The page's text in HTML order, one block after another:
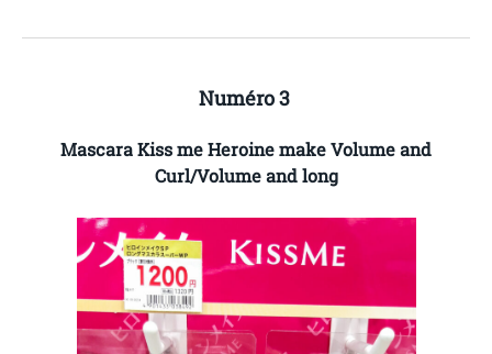
Numéro 3
Mascara Kiss me Heroine make Volume and
Curl/Volume and long